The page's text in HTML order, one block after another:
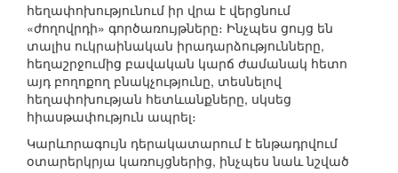
հեղափոխությունում իր վրա է վերցնում
«ժողովրդի» գործառույթները։ Ինչպես ցույց են
տալիս ուկրաինական իրադարձությունները,
հեղաշրջումից բավական կարճ ժամանակ հետո
այդ բողոքող բնակչությունը, տեսնելով
հեղափոխության հետևանքները, սկսեց
հիասթափություն ապրել։
Կարևորագույն դերակատարում է ենթադրվում
օտարերկրյա կառույցներից, ինչպես նաև նշված